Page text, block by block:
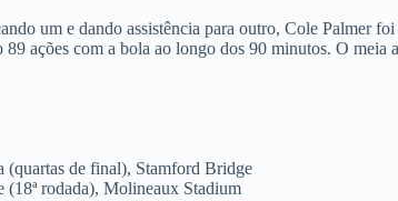
um e dando assistência para outro, Cole Palmer
ações com a bola ao longo dos 90 minutos. O
(quartas de final), Stamford Bridge
rodada), Molineaux Stadium